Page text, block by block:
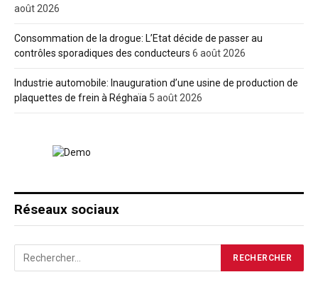
août 2026
Consommation de la drogue: L’Etat décide de passer au
contrôles sporadiques des conducteurs 6 août 2026
Industrie automobile: Inauguration d’une usine de production de
plaquettes de frein à Réghaïa 5 août 2026
Réseaux sociaux